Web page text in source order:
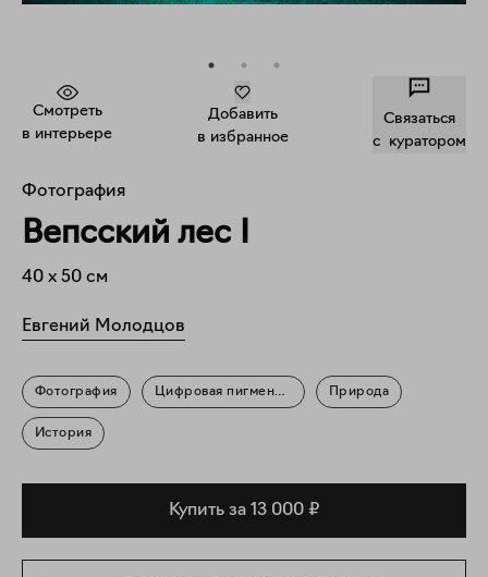
Смотреть
в интерьере
Добавить
в избранное
Связаться
c куратором
Фотография
Вепсский лес I
40 x 50 см
Евгений Молодцов
Фотография Цифровая пигментная печатьПрирода
История
Купить за 13 000 ₽